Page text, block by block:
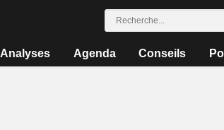
Analyses Agenda Conseils